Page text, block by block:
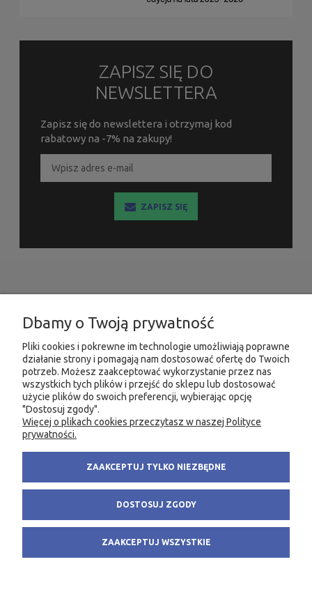
ZAPISZ SIĘ DO
NEWSLETTERA
Zapisz się do newslettera i otrzymaj kod
rabatowy na -7% na zakupy!
ZAPISZ SIĘ
INFORMACJE
MOJE KONTO
PRODUKTY
KONTAKT
info@fachowa.pl
KSIĘGARNIA FACHOWA.PL
80-299 Gdańsk
NIP: 584-182-39-49
Dbamy o Twoją prywatność
Pliki cookies i pokrewne im technologie umożliwiają poprawne
działanie strony i pomagają nam dostosować ofertę do Twoich
potrzeb. Możesz zaakceptować wykorzystanie przez nas
wszystkich tych plików i przejść do sklepu lub dostosować
użycie plików do swoich preferencji, wybierając opcję
"Dostosuj zgody".
Więcej o plikach cookies przeczytasz w naszej Polityce
prywatności.
ZAAKCEPTUJ TYLKO NIEZBĘDNE
DOSTOSUJ ZGODY
ZAAKCEPTUJ WSZYSTKIE